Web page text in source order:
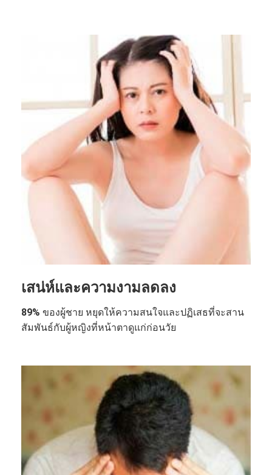
เสน่ห์และความงามลดลง
89% ของผู้ชาย หยุดให้ความสนใจและปฏิเสธที่จะสาน
สัมพันธ์กับผู้หญิงที่หน้าตาดูแก่ก่อนวัย